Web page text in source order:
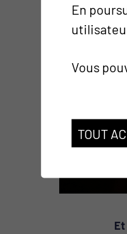
En
Vous
TOUT